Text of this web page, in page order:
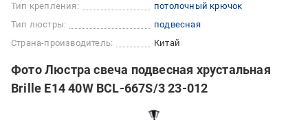
Тип крепления:
потолочный крючок
Тип люстры:
подвесная
Страна-производитель:
Китай
Фото Люстра свеча подвесная хрустальная
Brille E14 40W BCL-667S/3 23-012